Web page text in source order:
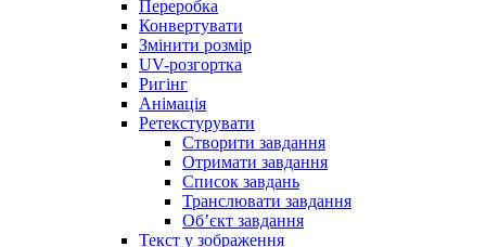
Переробка
Конвертувати
Змінити розмір
UV-розгортка
Ригінг
Анімація
Ретекстурувати
Створити завдання
Отримати завдання
Список завдань
Транслювати завдання
Об’єкт завдання
Текст у зображення